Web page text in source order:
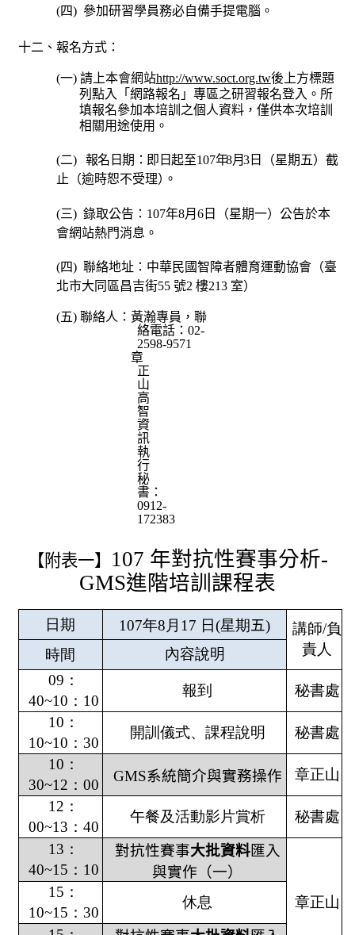
(四) 參加研習學員務必自備手提電腦。
十二、報名方式：
(一) 請上本會網站http://www.soct.org.tw後上方標題
列點入「網路報名」專區之研習報名登入。所
填報名參加本培訓之個人資料，僅供本次培訓
相關用途使用。
(二) 報名日期：即日起至107年8月3 日（星期五）截
止（逾時恕不受理） 。
(三) 錄取公告： 107年8月 6日（星期一）公告於本
會網站熱門消息。
(四) 聯絡地址：中華民國智障者體育運動協會（臺
北市大同區昌吉街55 號2 樓213 室）
(五) 聯絡人：黃瀚專員，聯
絡電話： 02-
2598-9571
章
正
山
高
智
資
訊
執
行
秘
書：
0912-
172383
【附表一】 107 年對抗性賽事分析-
GMS進階培訓課程表
日期 107年8 月 17 日(星期五) 講師/負
責人
時間
內容說明
09 ：
40~10 ： 10
報到
秘書處
10 ：
10~10 ： 30
開訓儀式、課程說明
秘書處
10 ：
30~12 ： 00
GMS系統簡介與實務操作
章正山
12 ：
00~13 ： 40
午餐及活動影片賞析
秘書處
13 ：
40~15 ： 10
對抗性賽事大批資料匯入
與實作（一）
章正山
15 ：
10~15 ： 30
休息